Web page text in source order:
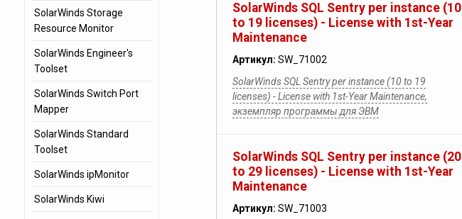
SolarWinds SQL Sentry per instance (10
to 19 licenses) - License with 1st-Year
Maintenance
Артикул: SW_71002
SolarWinds SQL Sentry per instance (10 to 19
licenses) - License with 1st-Year Maintenance,
экземпляр программы для ЭВМ
SolarWinds SQL Sentry per instance (20
to 29 licenses) - License with 1st-Year
Maintenance
Артикул: SW_71003
SolarWinds Storage
Resource Monitor
SolarWinds Engineer's
Toolset
SolarWinds Switch Port
Mapper
SolarWinds Standard
Toolset
SolarWinds ipMonitor
SolarWinds Kiwi